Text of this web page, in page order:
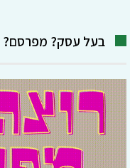
בעל עסק? מפרסם?